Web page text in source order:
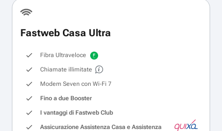
Fastweb Casa Ultra
Fibra Ultraveloce
Chiamate illimitate
Modem Seven con Wi‑Fi 7
Fino a due Booster
I vantaggi di Fastweb Club
Assicurazione Assistenza Casa e Assistenza